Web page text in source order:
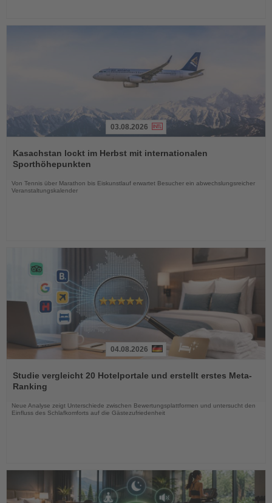
Sie
die
Nachrichten
03.08.2026
Kasachstan lockt im Herbst mit internationalen
Sporthöhepunkten
Von Tennis über Marathon bis Eiskunstlauf erwartet Besucher ein abwechslungsreicher
Veranstaltungskalender
Sie
die
Nachrichten
04.08.2026
Studie vergleicht 20 Hotelportale und erstellt erstes Meta-
Ranking
Neue Analyse zeigt Unterschiede zwischen Bewertungsplattformen und untersucht den
Einfluss des Schlafkomforts auf die Gästezufriedenheit